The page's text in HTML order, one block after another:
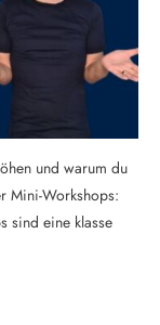
und warum du
Mini-Workshops:
sind eine klasse